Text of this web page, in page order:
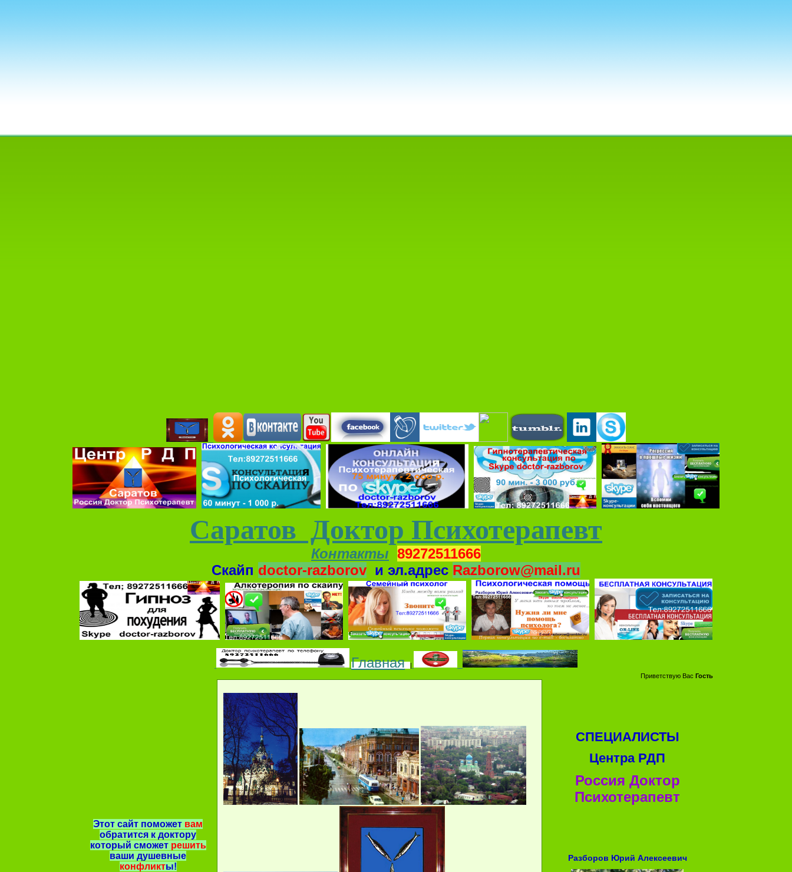
Саратов Доктор Психотерапевт
Контакты 89272511666
Скайп doctor-razborov и эл.адрес Razborow@mail.ru
Главная
|
Приветствую Вас Гость
Этот сайт поможет вам
обратится к доктору
который сможет решить
ваши душевные
конфликты!
СПЕЦИАЛИСТЫ
Центра РДП
Россия Доктор
Психотерапевт
Разборов Юрий Алексеевич